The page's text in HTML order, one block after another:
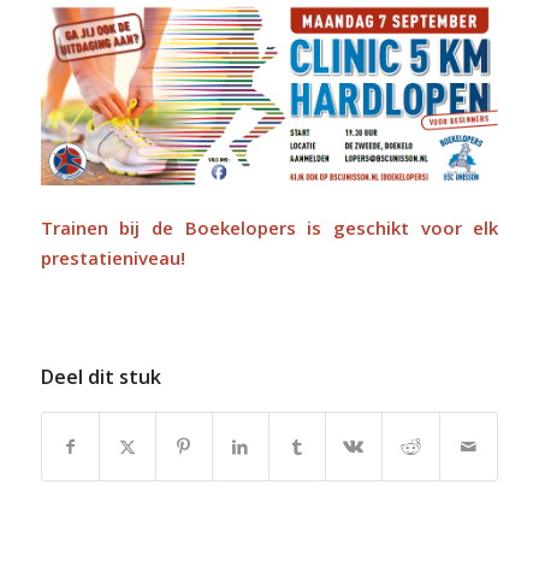
Trainen bij de Boekelopers is geschikt voor elk
prestatieniveau!
Deel dit stuk